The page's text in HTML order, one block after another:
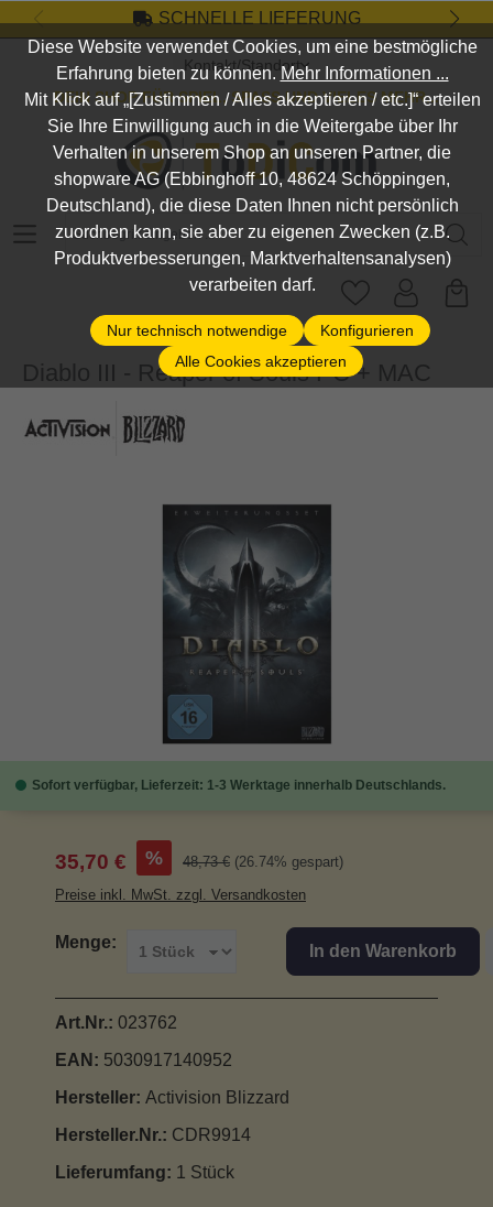
Zum Hauptinhalt springenSCHNELLE LIEFERUNG
Kontakt/Standort
DEIN SHOP FÜR SPIEL, SPASS UND VIELES MEHR...
Suchbegriff eingeben ...
Diablo III - Reaper of Souls PC + MAC
Bildergalerie überspringen
Sofort verfügbar, Lieferzeit: 1-3 Werktage innerhalb Deutschlands.
Verkaufspreis:
35,70 € % Regulärer Preis:
48,73 € (26.74% gespart)
Preise inkl. MwSt. zzgl. Versandkosten
Menge: In den Warenkorb
Art.Nr.: 023762
EAN: 5030917140952
Hersteller: Activision Blizzard
Hersteller.Nr.: CDR9914
Lieferumfang: 1 Stück
Diese Website verwendet Cookies, um eine bestmögliche
Erfahrung bieten zu können.Mehr Informationen ...
Mit Klick auf „[Zustimmen / Alles akzeptieren / etc.]“ erteilen
Sie Ihre Einwilligung auch in die Weitergabe über Ihr
Verhalten in unserem Shop an unseren Partner, die
shopware AG (Ebbinghoff 10, 48624 Schöppingen,
Deutschland), die diese Daten Ihnen nicht persönlich
zuordnen kann, sie aber zu eigenen Zwecken (z.B.
Produktverbesserungen, Marktverhaltensanalysen)
verarbeiten darf.
Nur technisch notwendige
Konfigurieren
Alle Cookies akzeptieren